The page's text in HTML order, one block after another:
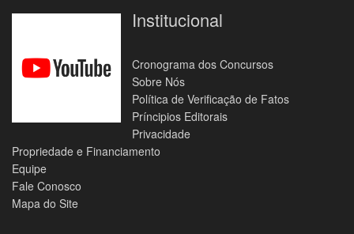
Institucional
Cronograma dos Concursos
Sobre Nós
Política de Verificação de Fatos
Príncipios Editorais
Privacidade
Propriedade e Financiamento
Equipe
Fale Conosco
Mapa do Site